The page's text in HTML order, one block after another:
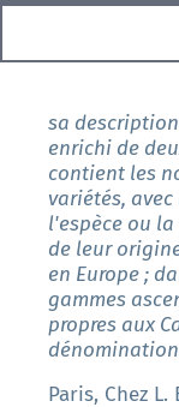
sa
enrichi de
contient les
variétés,
l'espèce ou
de leur
en Europe ;
gammes
propres aux
Paris, Chez L.